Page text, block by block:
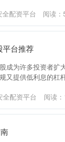
全配资平台 阅读：
平台推荐
成为许多投资者扩
又提供低利息的杠
全配资平台 阅读：